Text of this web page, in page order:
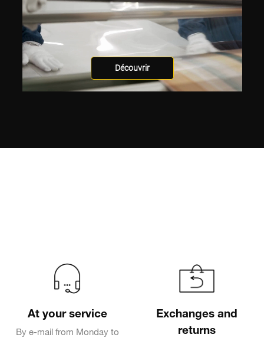
Découvrir
At your service
By e-mail from Monday to
Exchanges and
returns